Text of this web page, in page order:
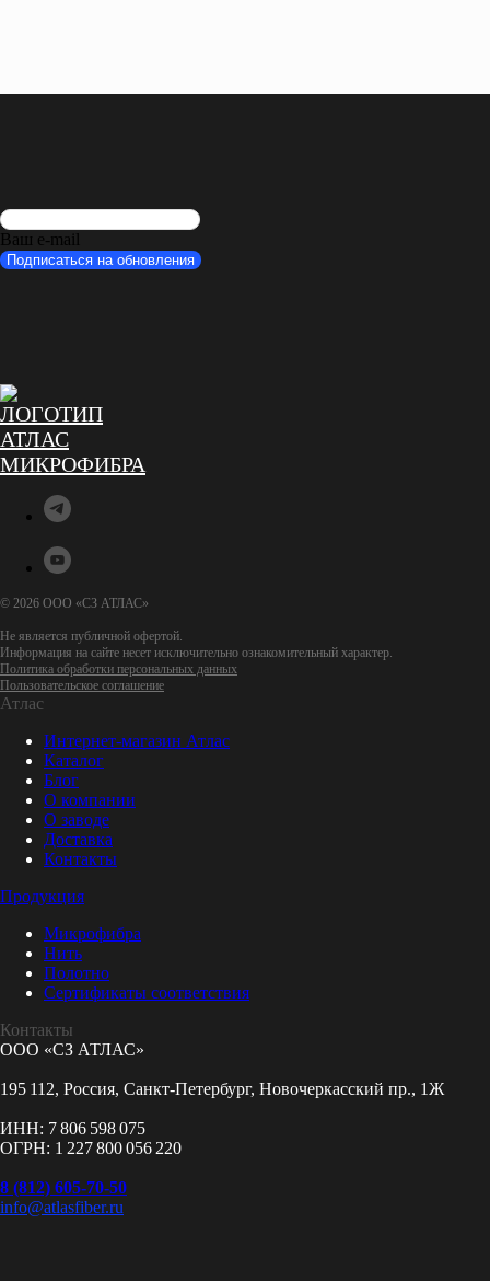
Ваш e-mail
Подписаться на обновления
© 2026 ООО «СЗ АТЛАС»
Не является публичной офертой.
Информация на сайте несет исключительно ознакомительный характер.
Политика обработки персональных данных
Пользовательское соглашение
Атлас
Интернет-магазин Атлас
Каталог
Блог
О компании
О заводе
Доставка
Контакты
Продукция
Микрофибра
Нить
Полотно
Сертификаты соответствия
Контакты
ООО «СЗ АТЛАС»
195 112, Россия, Санкт-Петербург, Новочеркасский пр., 1Ж
ИНН: 7 806 598 075
ОГРН: 1 227 800 056 220
8 (812) 605-70-50
info@atlasfiber.ru